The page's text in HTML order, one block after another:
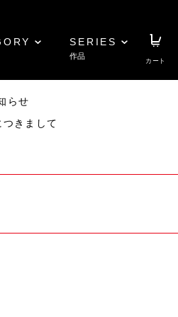
SERIES
作品
カート
らせ
きまして